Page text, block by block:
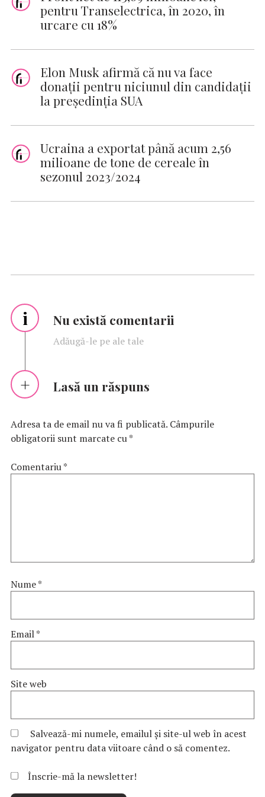
pentru Transelectrica, în 2020, în
urcare cu 18%
Elon Musk afirmă că nu va face
donaţii pentru niciunul din candidaţii
la preşedinţia SUA
Ucraina a exportat până acum 2,56
milioane de tone de cereale în
sezonul 2023/2024
i Nu există comentarii
Adăugă-le pe ale tale
Lasă un răspuns
Adresa ta de email nu va fi publicată. Câmpurile
obligatorii sunt marcate cu*
Comentariu*
Nume*
Email*
Site web
Salvează-mi numele, emailul și site-ul web în acest
navigator pentru data viitoare când o să comentez.
Înscrie-mă la newsletter!